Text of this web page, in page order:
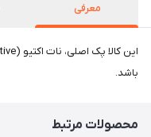
معرفی
باشد.
محصولات مرتبط